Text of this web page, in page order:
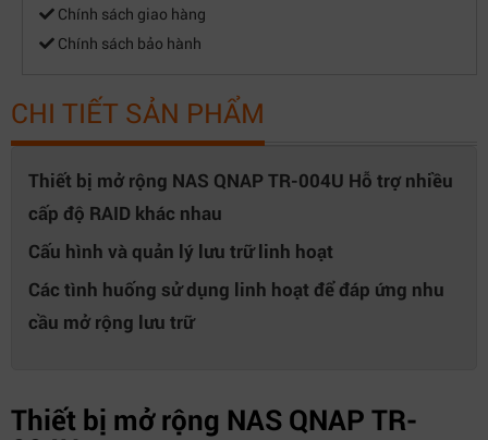
Chính sách giao hàng
Chính sách bảo hành
CHI TIẾT SẢN PHẨM
Thiết bị mở rộng NAS QNAP TR-004U Hỗ trợ nhiều
cấp độ RAID khác nhau
Cấu hình và quản lý lưu trữ linh hoạt
Các tình huống sử dụng linh hoạt để đáp ứng nhu
cầu mở rộng lưu trữ
Thiết bị mở rộng NAS QNAP TR-